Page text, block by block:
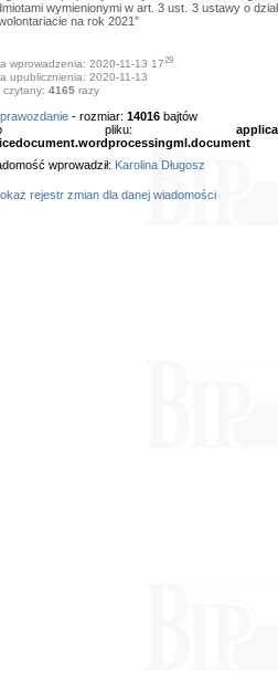
wymienionymi w art. 3 ust. 3 ustawy o
na rok 2021”
wprowadzenia: 2020-11-13 1729
upublicznienia: 2020-11-13
czytany: 4165razy
- rozmiar: 14016bajtów
pliku:
wprowadził: Karolina Długosz
rejestr zmian dla danej wiadomości